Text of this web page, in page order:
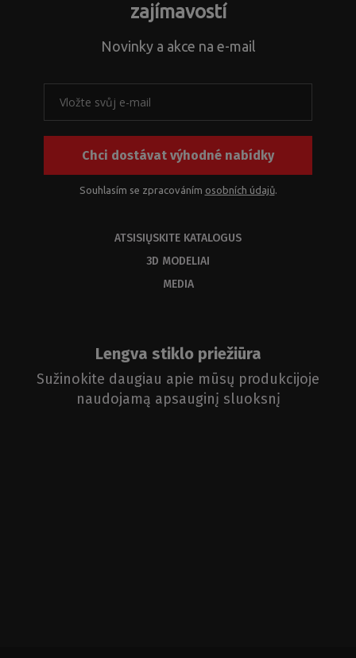
zajímavostí
Novinky a akce na e-mail
Chci dostávat výhodné nabídky
Souhlasím se zpracováním osobních údajů.
ATSISIŲSKITE KATALOGUS
3D MODELIAI
MEDIA
Lengva stiklo priežiūra
Sužinokite daugiau apie mūsų produkcijoje
naudojamą apsauginį sluoksnį